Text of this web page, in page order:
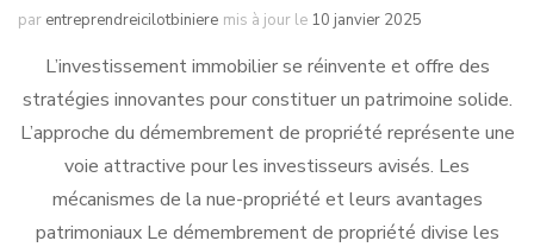
par entreprendreicilotbiniere mis à jour le 10 janvier 2025
L’investissement immobilier se réinvente et offre des
stratégies innovantes pour constituer un patrimoine solide.
L’approche du démembrement de propriété représente une
voie attractive pour les investisseurs avisés. Les
mécanismes de la nue-propriété et leurs avantages
patrimoniaux Le démembrement de propriété divise les